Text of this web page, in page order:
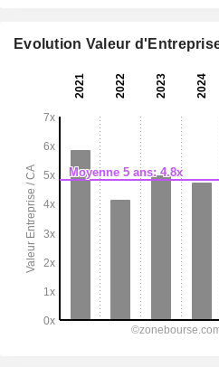
Evolution Valeur